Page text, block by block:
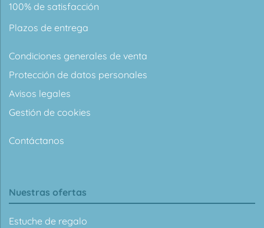
100% de satisfacción
Plazos de entrega
Condiciones generales de venta
Protección de datos personales
Avisos legales
Gestión de cookies
Contáctanos
Nuestras ofertas
Estuche de regalo